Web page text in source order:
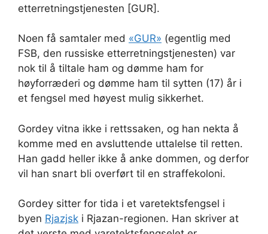
etterretningstjenesten [GUR].
Noen få samtaler med «GUR» (egentlig med
FSB, den russiske etterretningstjenesten) var
nok til å tiltale ham og dømme ham for
høyforræderi og dømme ham til sytten (17) år i
et fengsel med høyest mulig sikkerhet.
Gordey vitna ikke i rettssaken, og han nekta å
komme med en avsluttende uttalelse til retten.
Han gadd heller ikke å anke dommen, og derfor
vil han snart bli overført til en straffekoloni.
Gordey sitter for tida i et varetektsfengsel i
byen Rjazjsk i Rjazan-regionen. Han skriver at